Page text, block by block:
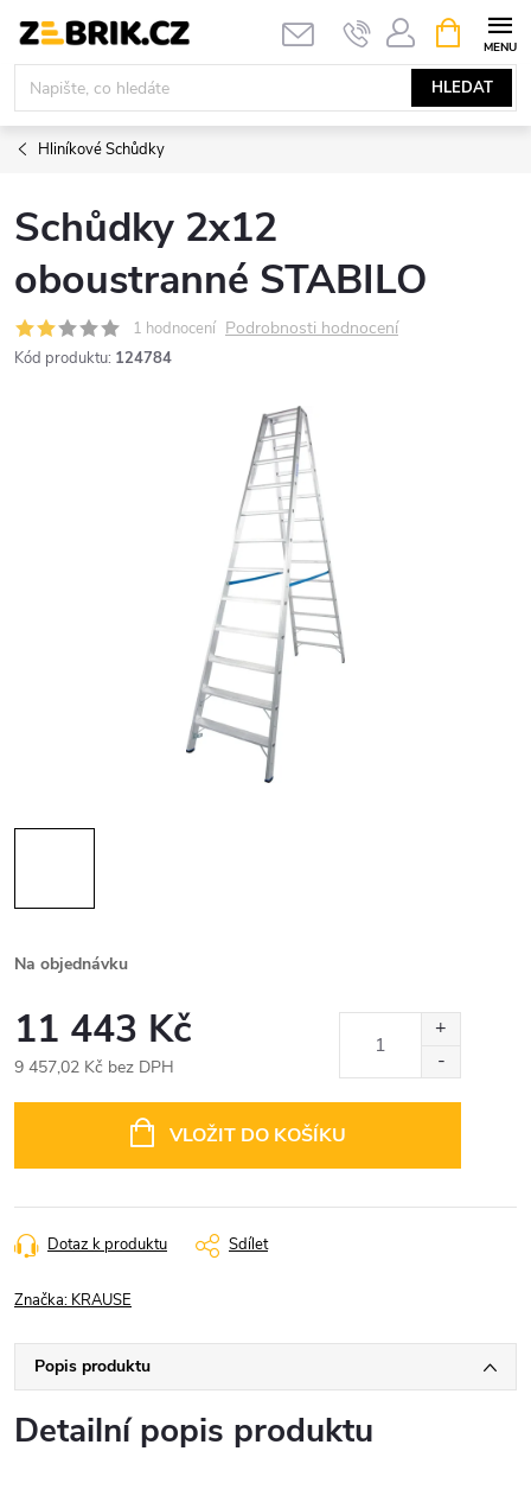
obsah
HLEDAT
NÁKUPNÍ
KOŠÍK
Hliníkové Schůdky
Schůdky 2x12
oboustranné STABILO
1 hodnocení Podrobnosti hodnocení
Kód produktu: 124784
Na objednávku
11 443 Kč
9 457,02 Kč bez DPH
VLOŽIT DO KOŠÍKU
Dotaz k produktu Sdílet
Značka: KRAUSE
Popis produktu
Detailní popis produktu